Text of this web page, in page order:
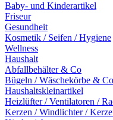
Baby- und Kinderartikel
Friseur
Gesundheit
Kosmetik / Seifen / Hygiene
Wellness
Haushalt
Abfallbehälter & Co
Bügeln / Wäschekörbe & Co
Haushaltskleinartikel
Heizlüfter / Ventilatoren /
Kerzen / Windlichter /